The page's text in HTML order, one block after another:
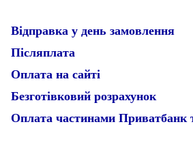
Відправка у день замовлення
Післяплата
Оплата на сайті
Безготівковий розрахунок
Оплата частинами Приватбанк